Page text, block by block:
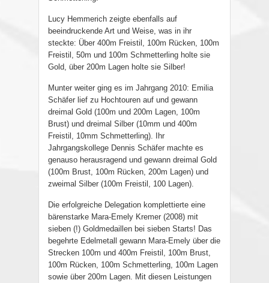
Lucy Hemmerich zeigte ebenfalls auf
beeindruckende Art und Weise, was in ihr
steckte: Über 400m Freistil, 100m Rücken, 100m
Freistil, 50m und 100m Schmetterling holte sie
Gold, über 200m Lagen holte sie Silber!
Munter weiter ging es im Jahrgang 2010: Emilia
Schäfer lief zu Hochtouren auf und gewann
dreimal Gold (100m und 200m Lagen, 100m
Brust) und dreimal Silber (10mm und 400m
Freistil, 10mm Schmetterling). Ihr
Jahrgangskollege Dennis Schäfer machte es
genauso herausragend und gewann dreimal Gold
(100m Brust, 100m Rücken, 200m Lagen) und
zweimal Silber (100m Freistil, 100 Lagen).
Die erfolgreiche Delegation komplettierte eine
bärenstarke Mara-Emely Kremer (2008) mit
sieben (!) Goldmedaillen bei sieben Starts! Das
begehrte Edelmetall gewann Mara-Emely über die
Strecken 100m und 400m Freistil, 100m Brust,
100m Rücken, 100m Schmetterling, 100m Lagen
sowie über 200m Lagen. Mit diesen Leistungen